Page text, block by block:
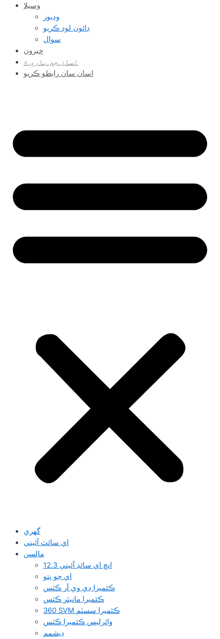
وسيلا
وڊيوز
ڊائون لوڊ ڪريو
سوال
خبرون
اسان جي باري ۾
اسان سان رابطو ڪريو
گهري
اي سائٽ آئيني
مالسن
12.3 انچ اي سائڊ آئيني
اي جو پتو
ڪئميرا ڊي وي آر ڪٽس
ڪئميرا مانيٽر ڪٽس
360 SVM ڪئميرا سسٽم
وائرلیس ڪئميرا ڪٽس
ڊيشمم